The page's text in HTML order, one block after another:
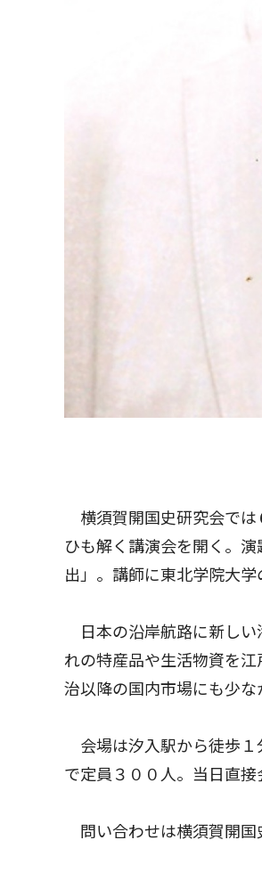
横須賀開国史研究会では
ひも解く講演会を開く。
出」。講師に東北学院大学
日本の沿岸航路に新しい
れの特産品や生活物資を
治以降の国内市場にも少な
会場は汐入駅から徒歩１
で定員３００人。当日直接
問い合わせは横須賀開国